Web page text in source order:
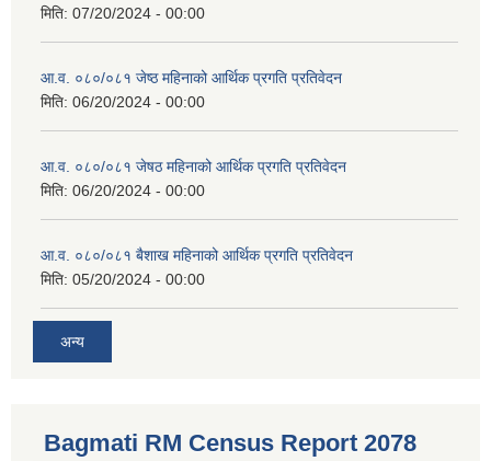
मिति: 07/20/2024 - 00:00
आ.व. ०८०/०८१ जेष्ठ महिनाको आर्थिक प्रगति प्रतिवेदन
मिति: 06/20/2024 - 00:00
आ.व. ०८०/०८१ जेषठ महिनाको आर्थिक प्रगति प्रतिवेदन
मिति: 06/20/2024 - 00:00
आ.व. ०८०/०८१ बैशाख महिनाको आर्थिक प्रगति प्रतिवेदन
मिति: 05/20/2024 - 00:00
अन्य
Bagmati RM Census Report 2078